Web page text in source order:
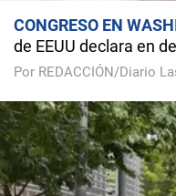
CONGRESO EN
de EEUU declara en
Por REDACCIÓN/Diario